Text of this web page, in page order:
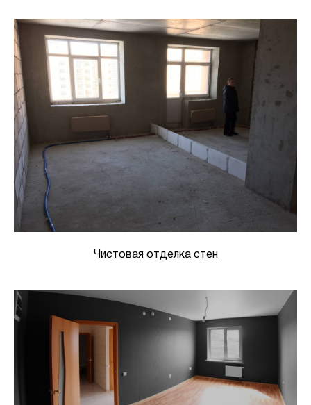
Чистовая отделка стен